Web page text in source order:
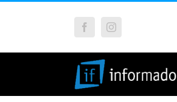
FacebookInstagram